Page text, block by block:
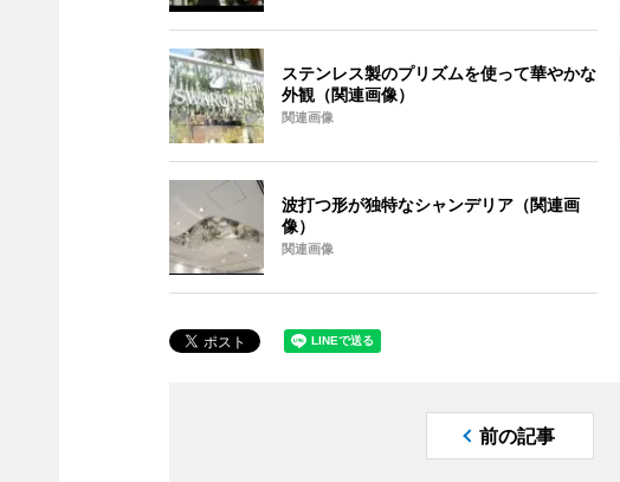
ステンレス製のプリズムを使って華やかな
外観（関連画像）
関連画像
波打つ形が独特なシャンデリア（関連画
像）
関連画像
前の記事